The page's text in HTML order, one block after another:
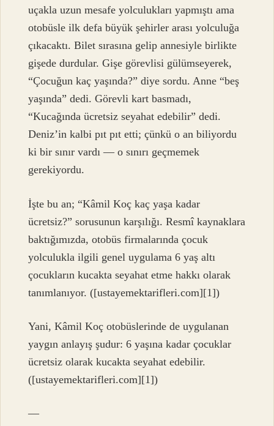
uçakla uzun mesafe yolculukları yapmıştı ama
otobüsle ilk defa büyük şehirler arası yolculuğa
çıkacaktı. Bilet sırasına gelip annesiyle birlikte
gişede durdular. Gişe görevlisi gülümseyerek,
“Çocuğun kaç yaşında?” diye sordu. Anne “beş
yaşında” dedi. Görevli kart basmadı,
“Kucağında ücretsiz seyahat edebilir” dedi.
Deniz’in kalbi pıt pıt etti; çünkü o an biliyordu
ki bir sınır vardı — o sınırı geçmemek
gerekiyordu.
İşte bu an; “Kâmil Koç kaç yaşa kadar
ücretsiz?” sorusunun karşılığı. Resmî kaynaklara
baktığımızda, otobüs firmalarında çocuk
yolculukla ilgili genel uygulama 6 yaş altı
çocukların kucakta seyahat etme hakkı olarak
tanımlanıyor. ([ustayemektarifleri.com][1])
Yani, Kâmil Koç otobüslerinde de uygulanan
yaygın anlayış şudur: 6 yaşına kadar çocuklar
ücretsiz olarak kucakta seyahat edebilir.
([ustayemektarifleri.com][1])
—